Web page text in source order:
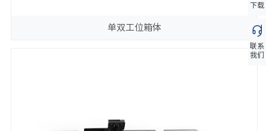
单双工位箱体
下载
联系
我们